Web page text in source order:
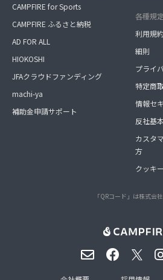
CAMPFIRE for Sports
CAMPFIRE ふるさと納税
AD FOR ALL
HIOKOSHI
JFAクラウドファンディング
machi-ya
補助金申請サポート
各種規定
利用規約
細則
プライ
特定商
情報セ
反社基
カスタ
方
クッキ
「QRコード」は株式会